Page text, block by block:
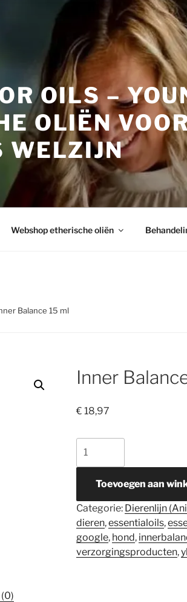
OILS –
OLIËN
WELZIJN
Webshop etherische oliën
Balance 15 ml
Inner
€ 18,97
Balance
aantal
Toevoegen aan
Categorie: Dierenlijn
dieren,essentialoils,
google, hond,
verzorgingsproducten,yl